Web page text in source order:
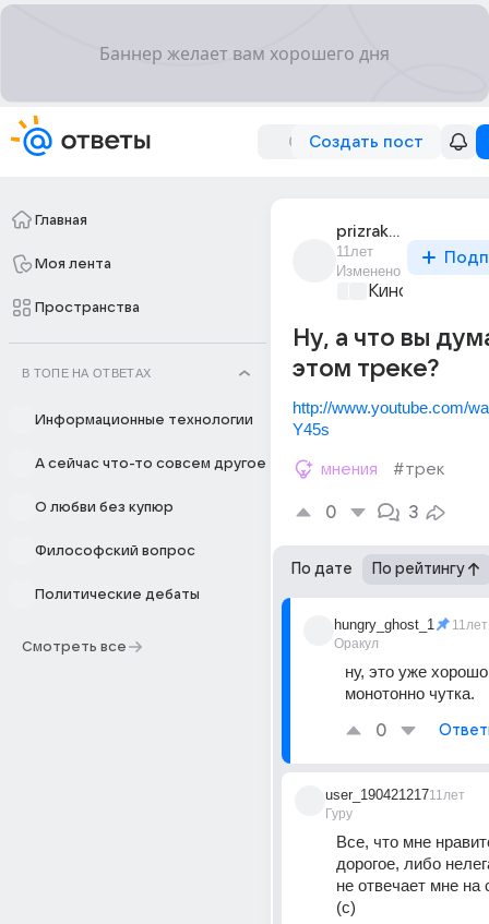
Создать пост
Главная
Моя лента
Пространства
В ТОПЕ НА ОТВЕТАХ
Информационные технологии
А сейчас что-то совсем другое
О любви без купюр
Философский вопрос
Политические дебаты
Смотреть все
prizrak_chechni_1
11лет
Изменено
Киномания
Ну, а что вы
этом треке?
http://www.youtube.com/
Y45s
мнения #трек
0 3
По дате По рейтингу
hungry_ghost_1
Оракул
11лет
ну, это уже
монотонно чутка.
0
user_190421217
Гуру
11лет
Все, что мне
дорогое, либо
не отвечает мне на
(с)